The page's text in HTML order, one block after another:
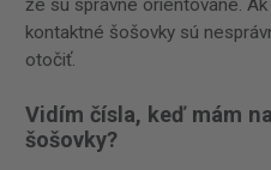
kontaktné šošovky sú
otočiť.
Vidím čísla, keď mám
šošovky?